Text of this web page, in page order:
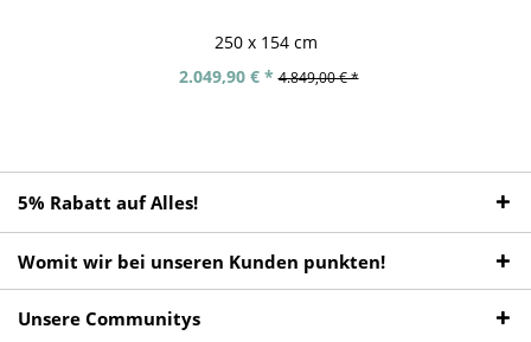
250 x 154 cm
2.049,90 € * 4.849,00 € *
5% Rabatt auf Alles!
Womit wir bei unseren Kunden punkten!
Unsere Communitys